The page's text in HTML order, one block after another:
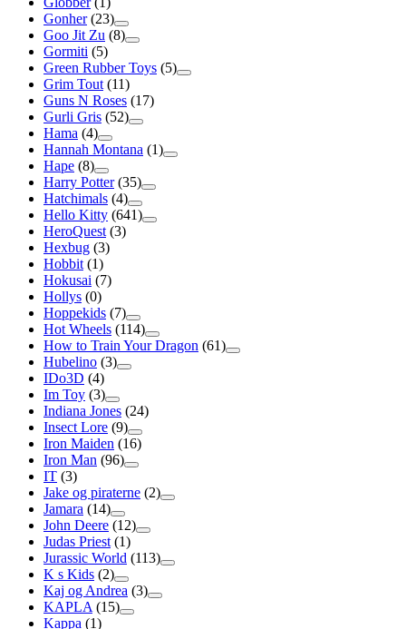
Gonher (23)
Goo Jit Zu (8)
Gormiti (5)
Green Rubber Toys (5)
Grim Tout (11)
Guns N Roses (17)
Gurli Gris (52)
Hama (4)
Hannah Montana (1)
Hape (8)
Harry Potter (35)
Hatchimals (4)
Hello Kitty (641)
HeroQuest (3)
Hexbug (3)
Hobbit (1)
Hokusai (7)
Hollys (0)
Hoppekids (7)
Hot Wheels (114)
How to Train Your Dragon (61)
Hubelino (3)
IDo3D (4)
Im Toy (3)
Indiana Jones (24)
Insect Lore (9)
Iron Maiden (16)
Iron Man (96)
IT (3)
Jake og piraterne (2)
Jamara (14)
John Deere (12)
Judas Priest (1)
Jurassic World (113)
K s Kids (2)
Kaj og Andrea (3)
KAPLA (15)
Kappa (1)